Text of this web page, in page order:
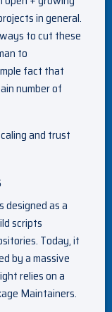
in general.
to cut these
to
fact that
number of
and trust
designed as a
scripts
Today, it
by a massive
relies on a
Maintainers.